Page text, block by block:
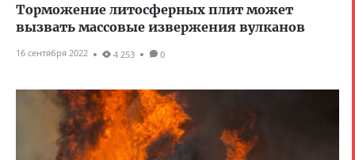
Торможение литосферных плит может
вызвать массовые извержения вулканов
16 сентября 2022 4 253 0